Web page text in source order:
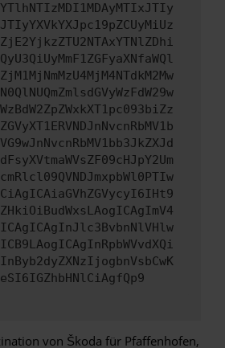
von Škoda für Pfaffenhofen,